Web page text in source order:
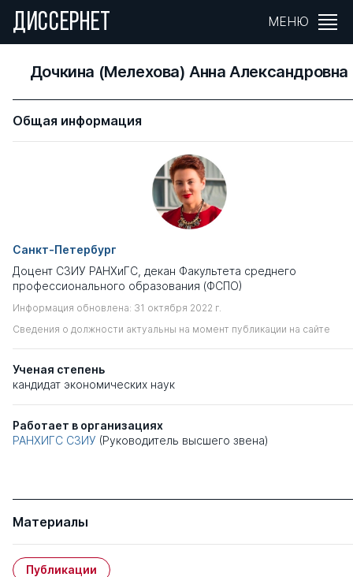
ДИССЕРНЕТ МЕНЮ
Дочкина (Мелехова) Анна Александровна
Общая информация
Санкт-Петербург
Доцент СЗИУ РАНХиГС, декан Факультета среднего
профессионального образования (ФСПО)
Информация обновлена: 31 октября 2022 г.
Сведения о должности актуальны на момент публикации на сайте
Ученая степень
кандидат экономических наук
Работает в организациях
РАНХИГС СЗИУ (Руководитель высшего звена)
Материалы
Публикации